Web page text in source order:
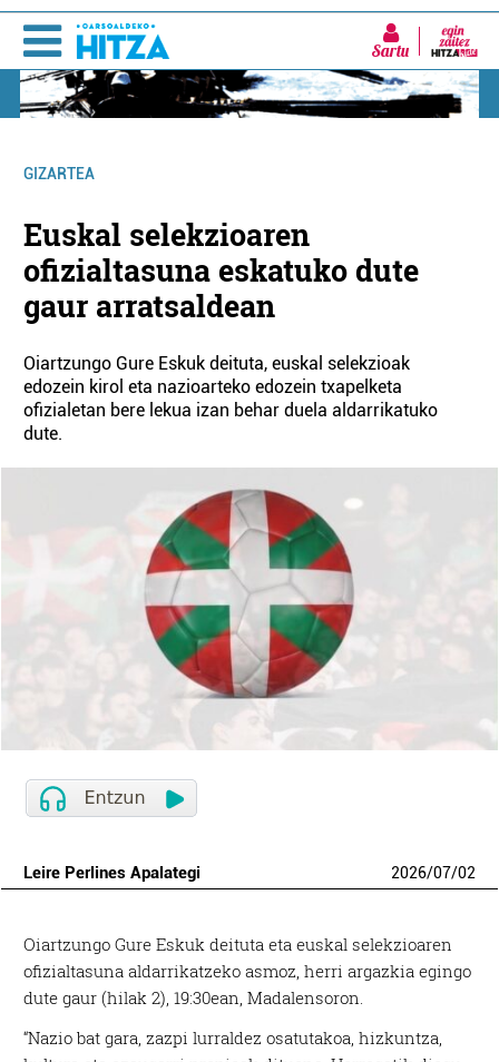
Sartu
GIZARTEA
Euskal selekzioaren
ofizialtasuna eskatuko dute
gaur arratsaldean
Oiartzungo Gure Eskuk deituta, euskal selekzioak
edozein kirol eta nazioarteko edozein txapelketa
ofizialetan bere lekua izan behar duela aldarrikatuko
dute.
Leire Perlines Apalategi 2026/07/02
Oiartzungo Gure Eskuk deituta eta euskal selekzioaren
ofizialtasuna aldarrikatzeko asmoz, herri argazkia egingo
dute gaur (hilak 2), 19:30ean, Madalensoron.
“Nazio bat gara, zazpi lurraldez osatutakoa, hizkuntza,